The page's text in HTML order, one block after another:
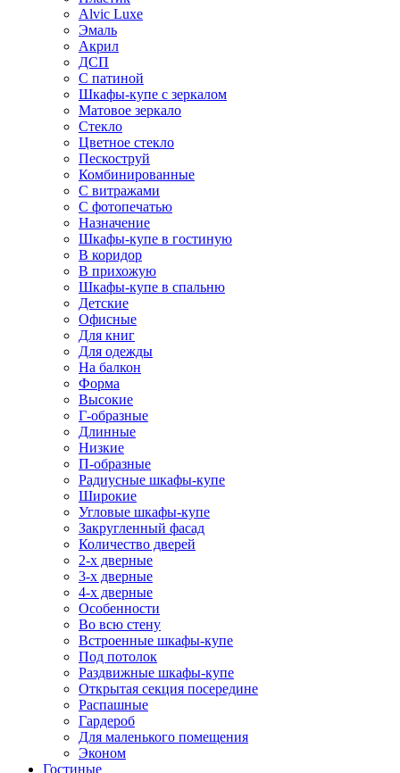
Alvic Luxe
Эмаль
Акрил
ДСП
С патиной
Шкафы-купе с зеркалом
Матовое зеркало
Стекло
Цветное стекло
Пескоструй
Комбинированные
С витражами
С фотопечатью
Назначение
Шкафы-купе в гостиную
В коридор
В прихожую
Шкафы-купе в спальню
Детские
Офисные
Для книг
Для одежды
На балкон
Форма
Высокие
Г-образные
Длинные
Низкие
П-образные
Радиусные шкафы-купе
Широкие
Угловые шкафы-купе
Закругленный фасад
Количество дверей
2-х дверные
3-х дверные
4-х дверные
Особенности
Во всю стену
Встроенные шкафы-купе
Под потолок
Раздвижные шкафы-купе
Открытая секция посередине
Распашные
Гардероб
Для маленького помещения
Эконом
Гостиные